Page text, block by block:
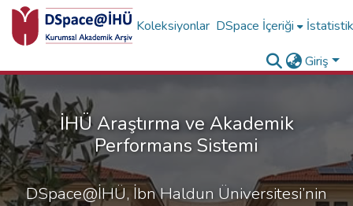
Koleksiyonlar DSpace İçeriği
Giriş
İHÜ Araştırma ve Akademik
Performans Sistemi
DSpace@İHÜ, İbn Haldun Üniversitesi’nin